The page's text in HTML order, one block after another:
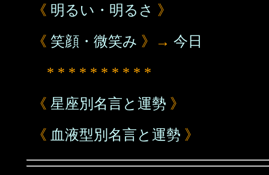
《 明るい・明るさ 》
《 笑顔・微笑み 》→ 今日
* * * * * * * * * *
《 星座別名言と運勢 》
《 血液型別名言と運勢 》